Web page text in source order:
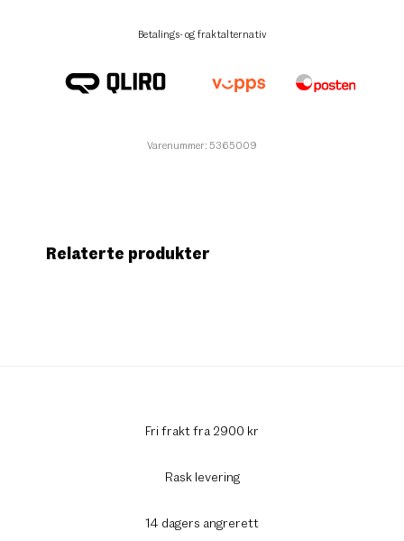
Betalings- og fraktalternativ
Varenummer: 5365009
Relaterte produkter
Fri frakt fra 2900 kr
Rask levering
14 dagers angrerett